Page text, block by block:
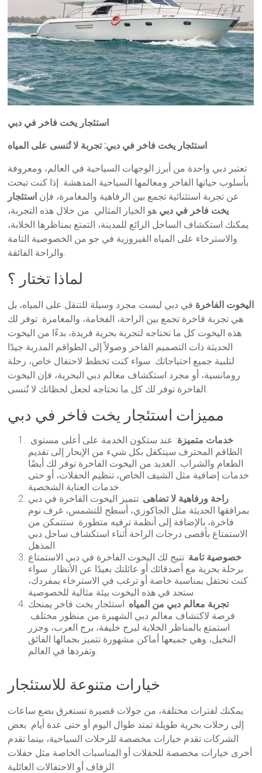
استئجار يخت فاخر في دبي
استئجار يخت فاخر في دبي: تجربة لا تُنسى على المياه
تعتبر دبي واحدة من أبرز الوجهات السياحية في العالم، ومعروفة
بأسلوب حياتها الفاخر ومعالمها السياحية المدهشة. إذا كنت تبحث
عن تجربة استثنائية تجمع بين الرفاهية والمغامرة، فإن استئجار
يخت فاخر في دبي هو الخيار المثالي. من خلال هذه التجربة،
يمكنك استكشاف الساحل الرائع للمدينة، التمتع بمناظرها الخلابة،
والاسترخاء على المياه الفيروزية في جو من الخصوصية التامة
والراحة الفائقة.
لماذا تختار ؟
اليخوت الفاخرة في دبي ليست مجرد وسيلة للتنقل على المياه، بل
هي تجربة فاخرة تجمع بين الراحة، الفخامة، والمغامرة. توفر لك
هذه اليخوت كل ما تحتاجه لتجربة بحرية فريدة، بدءًا من اليخوت
الحديثة ذات التصميم الفاخر وصولاً إلى الطواقم المدربة جيدًا
لتلبية جميع احتياجاتك. سواء كنت تخطط لاحتفال خاص، رحلة
رومانسية، أو مجرد استكشاف معالم دبي البحرية، فإن اليخوت
الفاخرة توفر لك كل ما تحتاجه لجعل لحظاتك لا تُنسى.
مميزات استئجار يخت فاخر في دبي
خدمات متميزة: عند ستكون الخدمة على أعلى مستوى.
الطاقم المحترف سيتكفل بكل شيء من الإبحار إلى تقديم
الطعام والشراب. العديد من اليخوت الفاخرة توفر لك أيضًا
خدمات إضافية مثل الشيف الخاص، تنظيم الحفلات، أو حتى
خدمات العناية الشخصية.
راحة ورفاهية لا تضاهى: تتميز اليخوت الفاخرة في دبي
بمرافقها الحديثة مثل الجاكوزي، أسطح للتشمس، غرف نوم
فاخرة، بالإضافة إلى أنظمة ترفيه متطورة. ستتمكن من
الاستمتاع بأقصى درجات الراحة أثناء استكشاف ساحل دبي
المذهل.
خصوصية تامة: تتيح لك اليخوت الفاخرة في دبي الاستمتاع
برحلة بحرية مع أصدقائك أو عائلتك بعيدًا عن الأنظار. سواء
كنت تحتفل بمناسبة خاصة أو ترغب في الاسترخاء بمفردك،
ستجد في هذه اليخوت بيئة مثالية للخصوصية.
تجربة معالم دبي من المياه: استئجار يخت فاخر يمنحك
فرصة لاكتشاف معالم دبي الشهيرة من منظور مختلف.
استمتع بالمناظر الخلابة لبرج خليفة، برج العرب، وجزر
النخيل، وهي جميعها أماكن مشهورة تتميز بجمالها الفائق
وتفردها في العالم.
خيارات متنوعة للاستئجار
يمكنك لفترات مختلفة، من جولات قصيرة تستغرق بضع ساعات
إلى رحلات بحرية طويلة تمتد طوال اليوم أو حتى عدة أيام. بعض
الشركات تقدم خيارات مخصصة للرحلات السياحية، بينما تقدم
أخرى خيارات مخصصة للحفلات أو المناسبات الخاصة مثل حفلات
الزفاف أو الاحتفالات العائلية.